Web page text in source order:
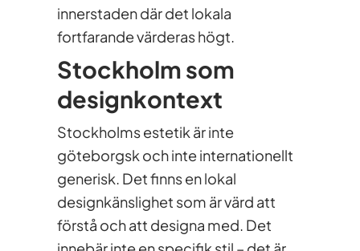
innerstaden där det lokala
fortfarande värderas högt.
Stockholm som
designkontext
Stockholms estetik är inte
göteborgsk och inte internationellt
generisk. Det finns en lokal
designkänslighet som är värd att
förstå och att designa med. Det